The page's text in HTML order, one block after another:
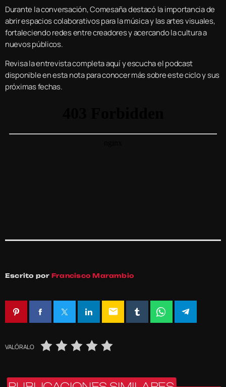
Durante la conversación, Comesaña destacó la importancia de
abrir espacios colaborativos para la música y las artes visuales,
fortaleciendo redes entre creadores y acercando la cultura a
nuevos públicos.
Revisa la entrevista completa aquí y escucha el podcast
disponible en esta nota para conocer más sobre este ciclo y sus
próximas fechas.
Escrito por Francisco Marambio
email
VALÓRALO